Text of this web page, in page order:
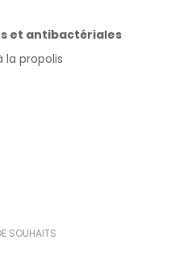
et antibactériales
la propolis
SOUHAITS